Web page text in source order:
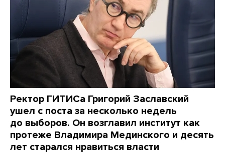
Ректор ГИТИСа Григорий Заславский
ушел с поста за несколько недель
до выборов. Он возглавил институт как
протеже Владимира Мединского и десять
лет старался нравиться власти